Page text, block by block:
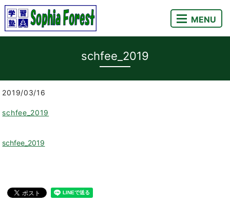
MENU
schfee_2019
2019/03/16
schfee_2019
schfee_2019